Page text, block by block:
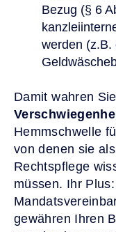
Bezug (§ 6
werden (z.B.
Damit wahren
Hemmschwelle
von denen sie
Rechtspflege
müssen. Ihr
gewähren Ihren